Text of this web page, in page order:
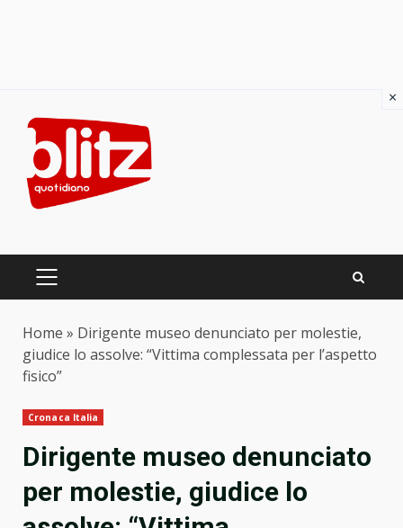
content
PRIMARY
Home » Dirigente museo denunciato per molestie,
giudice lo assolve: “Vittima complessata per l’aspetto
fisico”
Cronaca Italia
Dirigente museo denunciato
per molestie, giudice lo
×